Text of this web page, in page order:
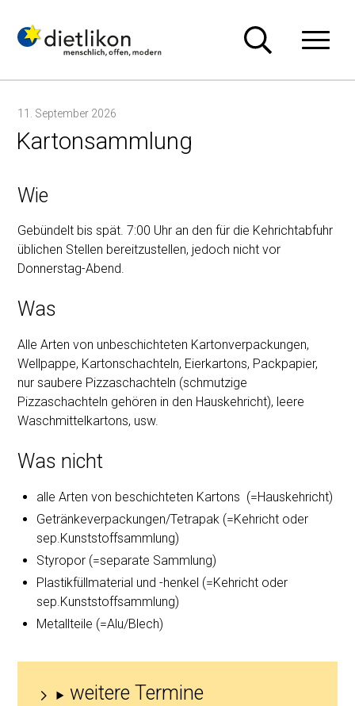
Kartonsammlung
11. September 2026
Wie
Gebündelt bis spät. 7:00 Uhr an den für die Kehrichtabfuhr
üblichen Stellen bereitzustellen, jedoch nicht vor
Donnerstag-Abend.
Was
Alle Arten von unbeschichteten Kartonverpackungen,
Wellpappe, Kartonschachteln, Eierkartons, Packpapier,
nur saubere Pizzaschachteln (schmutzige
Pizzaschachteln gehören in den Hauskehricht), leere
Waschmittelkartons, usw.
Was nicht
alle Arten von beschichteten Kartons (=Hauskehricht)
Getränkeverpackungen/Tetrapak (=Kehricht oder
sep.Kunststoffsammlung)
Styropor (=separate Sammlung)
Plastikfüllmaterial und -henkel (=Kehricht oder
sep.Kunststoffsammlung)
Metallteile (=Alu/Blech)
weitere Termine